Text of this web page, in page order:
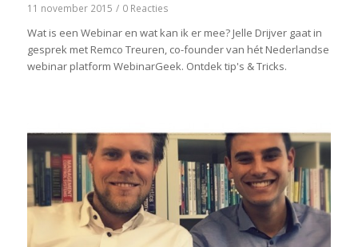
11 november 2015 / 0 Reacties
Wat is een Webinar en wat kan ik er mee? Jelle Drijver gaat in
gesprek met Remco Treuren, co-founder van hét Nederlandse
webinar platform WebinarGeek. Ontdek tip's & Tricks.